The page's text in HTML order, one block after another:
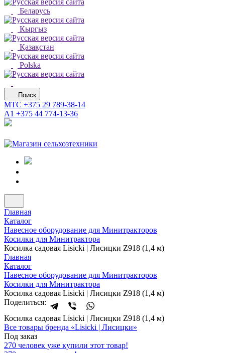
Беларусь
Кыргыз
Қазақстан
Polska
Поиск
МТС +375 29 789-38-14
А1 +375 44 774-13-36
Главная
Каталог
Навесное оборудование для Минитракторов
Косилки для Минитрактора
Косилка садовая Lisicki | Лисицки Z918 (1,4 м)
Главная
Каталог
Навесное оборудование для Минитракторов
Косилки для Минитрактора
Косилка садовая Lisicki | Лисицки Z918 (1,4 м)
Поделиться:
Косилка садовая Lisicki | Лисицки Z918 (1,4 м)
Все товары бренда «Lisicki | Лисицки»
Под заказ
270 человек уже купили этот товар!